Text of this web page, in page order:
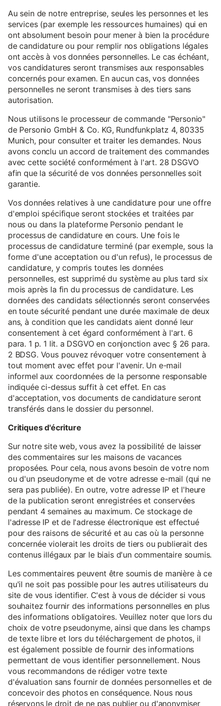
Au sein de notre entreprise, seules les personnes et les
services (par exemple les ressources humaines) qui en
ont absolument besoin pour mener à bien la procédure
de candidature ou pour remplir nos obligations légales
ont accès à vos données personnelles. Le cas échéant,
vos candidatures seront transmises aux responsables
concernés pour examen. En aucun cas, vos données
personnelles ne seront transmises à des tiers sans
autorisation.
Nous utilisons le processeur de commande "Personio"
de Personio GmbH & Co. KG, Rundfunkplatz 4, 80335
Munich, pour consulter et traiter les demandes. Nous
avons conclu un accord de traitement des commandes
avec cette société conformément à l'art. 28 DSGVO
afin que la sécurité de vos données personnelles soit
garantie.
Vos données relatives à une candidature pour une offre
d'emploi spécifique seront stockées et traitées par
nous ou dans la plateforme Personio pendant le
processus de candidature en cours. Une fois le
processus de candidature terminé (par exemple, sous la
forme d'une acceptation ou d'un refus), le processus de
candidature, y compris toutes les données
personnelles, est supprimé du système au plus tard six
mois après la fin du processus de candidature. Les
données des candidats sélectionnés seront conservées
en toute sécurité pendant une durée maximale de deux
ans, à condition que les candidats aient donné leur
consentement à cet égard conformément à l'art. 6
para. 1 p. 1 lit. a DSGVO en conjonction avec § 26 para.
2 BDSG. Vous pouvez révoquer votre consentement à
tout moment avec effet pour l'avenir. Un e-mail
informel aux coordonnées de la personne responsable
indiquée ci-dessus suffit à cet effet. En cas
d'acceptation, vos documents de candidature seront
transférés dans le dossier du personnel.
Critiques d'écriture
Sur notre site web, vous avez la possibilité de laisser
des commentaires sur les maisons de vacances
proposées. Pour cela, nous avons besoin de votre nom
ou d'un pseudonyme et de votre adresse e-mail (qui ne
sera pas publiée). En outre, votre adresse IP et l'heure
de la publication seront enregistrées et conservées
pendant 4 semaines au maximum. Ce stockage de
l'adresse IP et de l'adresse électronique est effectué
pour des raisons de sécurité et au cas où la personne
concernée violerait les droits de tiers ou publierait des
contenus illégaux par le biais d'un commentaire soumis.
Les commentaires peuvent être soumis de manière à ce
qu'il ne soit pas possible pour les autres utilisateurs du
site de vous identifier. C'est à vous de décider si vous
souhaitez fournir des informations personnelles en plus
des informations obligatoires. Veuillez noter que lors du
choix de votre pseudonyme, ainsi que dans les champs
de texte libre et lors du téléchargement de photos, il
est également possible de fournir des informations
permettant de vous identifier personnellement. Nous
vous recommandons de rédiger votre texte
d'évaluation sans fournir de données personnelles et de
concevoir des photos en conséquence. Nous nous
réservons le droit de ne pas publier ou d'anonymiser